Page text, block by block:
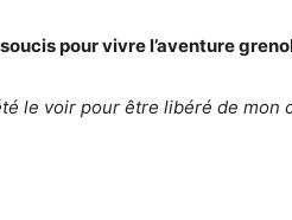
pour vivre l’aventure
le voir pour être libéré de mon